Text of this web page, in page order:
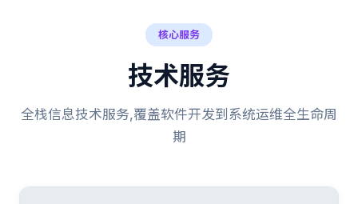
核心服务
技术服务
全栈信息技术服务,覆盖软件开发到系统运维全生命周
期